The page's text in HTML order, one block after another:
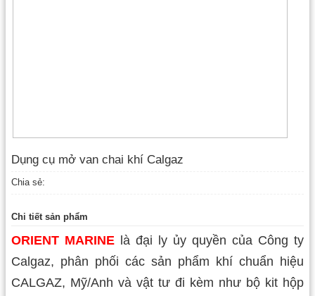
Dụng cụ mở van chai khí Calgaz
Chia sẻ:
Chi tiết sản phẩm
ORIENT MARINE là đại ly ủy quyền của Công ty
Calgaz, phân phối các sản phẩm khí chuẩn hiệu
CALGAZ, Mỹ/Anh và vật tư đi kèm như bộ kit hộp